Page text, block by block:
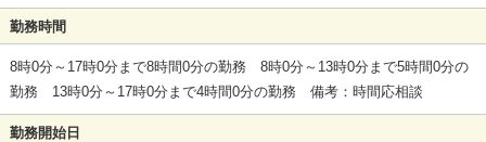
勤務時間
8時0分～17時0分まで8時間0分の勤務 8時0分～13時0分まで5時間0分の
勤務 13時0分～17時0分まで4時間0分の勤務 備考：時間応相談
勤務開始日